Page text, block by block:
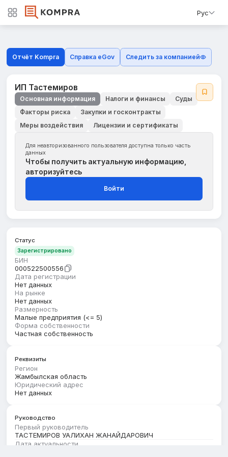
Рус
Отчёт Kompra Справка eGov Следить за компанией
ИП Тастемиров
Основная информация Налоги и финансы
Суды
Факторы риска
Закупки и госконтракты
Меры воздействия
Лицензии и сертификаты
Для неавторизованного пользователя доступна только часть
данных
Чтобы получить актуальную информацию,
авторизуйтесь
Войти
Статус
Зарегистрировано
БИН
000522500556
Дата регистрации
Нет данных
На рынке
Нет данных
Размерность
Малые предприятия (<= 5)
Форма собственности
Частная собственность
Реквизиты
Регион
Жамбылская область
Юридический адрес
Нет данных
Руководство
Первый руководитель
ТАСТЕМИРОВ УАЛИХАН ЖАНАЙДАРОВИЧ
Дата актуальности